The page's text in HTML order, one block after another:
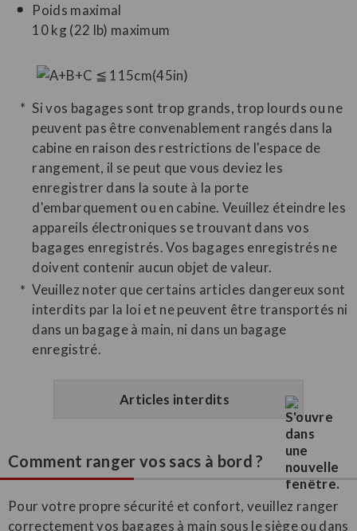
Poids maximal
10 kg (22 lb) maximum
Si vos bagages sont trop grands, trop lourds ou ne
peuvent pas être convenablement rangés dans la
cabine en raison des restrictions de l'espace de
rangement, il se peut que vous deviez les
enregistrer dans la soute à la porte
d'embarquement ou en cabine. Veuillez éteindre les
appareils électroniques se trouvant dans vos
bagages enregistrés. Vos bagages enregistrés ne
doivent contenir aucun objet de valeur.
Veuillez noter que certains articles dangereux sont
interdits par la loi et ne peuvent être transportés ni
dans un bagage à main, ni dans un bagage
enregistré.
Articles interdits
Comment ranger vos sacs à bord ?
Pour votre propre sécurité et confort, veuillez ranger
correctement vos bagages à main sous le siège ou dans